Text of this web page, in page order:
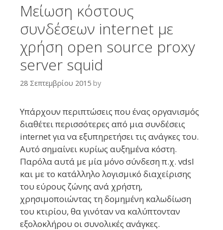
Μείωση κόστους
συνδέσεων internet με
χρήση open source proxy
server squid
28 Σεπτεμβρίου 2015 by
Υπάρχουν περιπτώσεις που ένας οργανισμός
διαθέτει περισσότερες από μια συνδέσεις
internet για να εξυπηρετήσει τις ανάγκες του.
Αυτό σημαίνει κυρίως αυξημένα κόστη.
Παρόλα αυτά με μία μόνο σύνδεση π.χ. vdsl
και με το κατάλληλο λογισμικό διαχείρισης
του εύρους ζώνης ανά χρήστη,
χρησιμοποιώντας τη δομημένη καλωδίωση
του κτιρίου, θα γινόταν να καλύπτονταν
εξολοκλήρου οι συνολικές ανάγκες.